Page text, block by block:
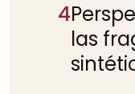
4
las